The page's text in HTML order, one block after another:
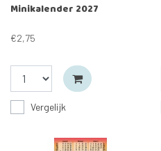
Minikalender 2027
€2,75
Vergelijk